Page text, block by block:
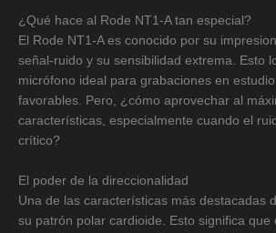
¿Qué hace al Rode NT1-A tan especial?
El Rode NT1-A es conocido por su
señal-ruido y su sensibilidad extrema. Esto
micrófono ideal para grabaciones en
favorables. Pero, ¿cómo aprovechar al
características, especialmente cuando el
crítico?
El poder de la direccionalidad
Una de las características más destacadas
su patrón polar cardioide. Esto significa que